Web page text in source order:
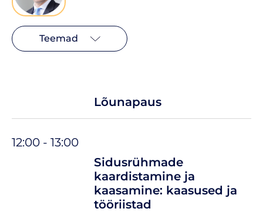
Teemad
Lõunapaus
12:00 - 13:00
Sidusrühmade
kaardistamine ja
kaasamine: kaasused ja
tööriistad